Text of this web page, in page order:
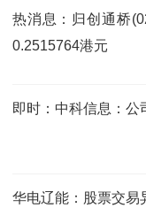
热消息：归创通桥
0.2515764港元
即时：中科信息：公
华电辽能：股票交易